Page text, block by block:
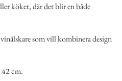
köket, där det blir en både
som vill kombinera design
cm.